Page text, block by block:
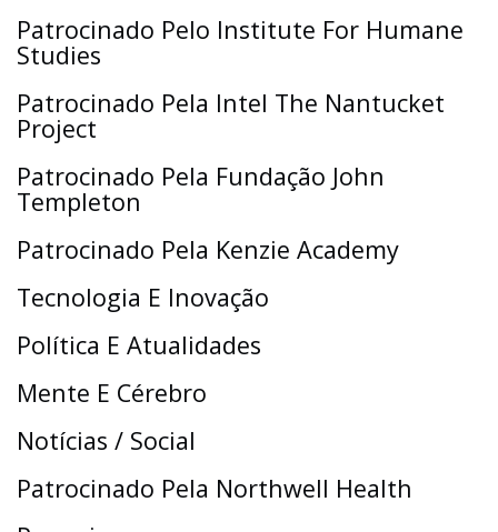
Patrocinado Pelo Institute For Humane
Studies
Patrocinado Pela Intel The Nantucket
Project
Patrocinado Pela Fundação John
Templeton
Patrocinado Pela Kenzie Academy
Tecnologia E Inovação
Política E Atualidades
Mente E Cérebro
Notícias / Social
Patrocinado Pela Northwell Health